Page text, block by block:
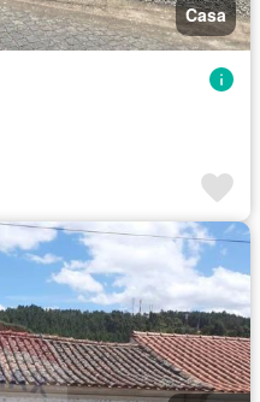
Casa